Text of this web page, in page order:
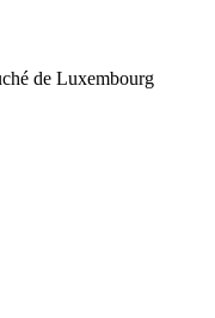
de Luxembourg